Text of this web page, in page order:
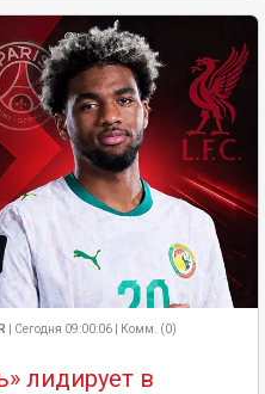
| Сегодня 09:00:06 | Комм. (0)
лидирует в